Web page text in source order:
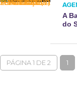
A
do
PÁGINA 1 DE 2 1